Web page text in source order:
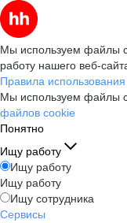
Мы используем файлы
работу нашего веб-
Правила
Мы используем файлы
файлов cookie
Понятно
Ищу работу
Ищу работу
Ищу работу
Ищу сотрудника
Сервисы